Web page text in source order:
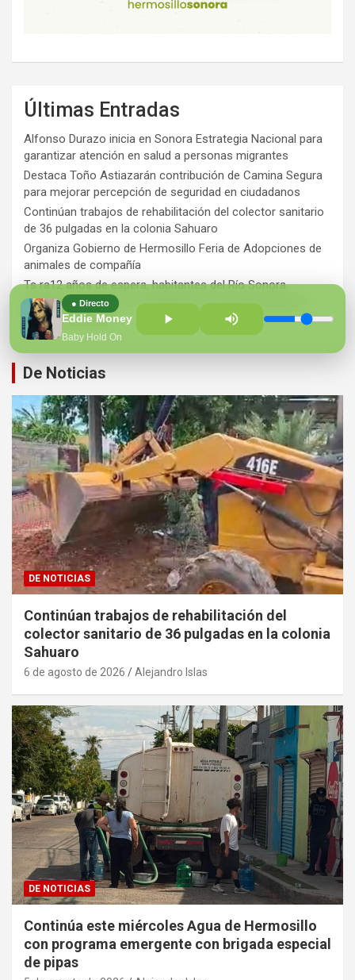
● Directo
Eddie Money
Baby Hold On
Últimas Entradas
Alfonso Durazo inicia en Sonora Estrategia Nacional para
garantizar atención en salud a personas migrantes
Destaca Toño Astiazarán contribución de Camina Segura
para mejorar percepción de seguridad en ciudadanos
Continúan trabajos de rehabilitación del colector sanitario
de 36 pulgadas en la colonia Sahuaro
Organiza Gobierno de Hermosillo Feria de Adopciones de
animales de compañía
Ts ra12 años de espera, habitantes del Río Sonora
agradecen a Durazo y Sheinbaum por construcción de
Hospital Regional
De Noticias
DE NOTICIAS
Continúan trabajos de rehabilitación del
colector sanitario de 36 pulgadas en la colonia
Sahuaro
6 de agosto de 2026 Alejandro Islas
DE NOTICIAS
Continúa este miércoles Agua de Hermosillo
con programa emergente con brigada especial
de pipas